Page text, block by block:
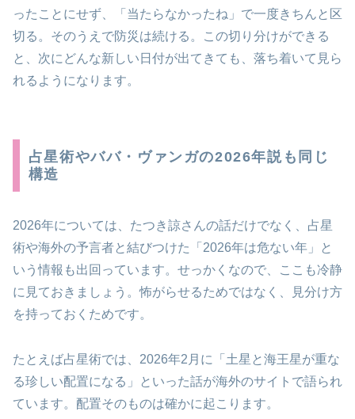
ったことにせず、「当たらなかったね」で一度きちんと区
切る。そのうえで防災は続ける。この切り分けができる
と、次にどんな新しい日付が出てきても、落ち着いて見ら
れるようになります。
占星術やババ・ヴァンガの2026年説も同じ
構造
2026年については、たつき諒さんの話だけでなく、占星
術や海外の予言者と結びつけた「2026年は危ない年」と
いう情報も出回っています。せっかくなので、ここも冷静
に見ておきましょう。怖がらせるためではなく、見分け方
を持っておくためです。
たとえば占星術では、2026年2月に「土星と海王星が重な
る珍しい配置になる」といった話が海外のサイトで語られ
ています。配置そのものは確かに起こります。